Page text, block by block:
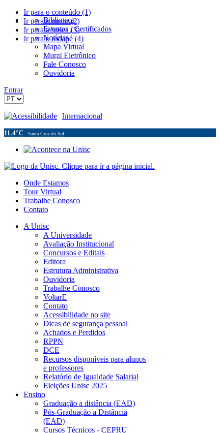
Ir para o conteúdo (1)
Ir para o menu (2)
Ir para a busca (3)
Ir para o rodapé (4)
Biblioteca
Eventos / Certificados
Notícias
Mapa Virtual
Mural Eletrônico
Fale Conosco
Ouvidoria
Entrar
Acessibilidade Internacional
11.4°C Santa Cruz do Sul
Onde Estamos
Tour Virtual
Trabalhe Conosco
Contato
A Unisc
A Universidade
Avaliação Institucional
Concursos e Editais
Editora
Estrutura Administrativa
Ouvidoria
Trabalhe Conosco
VoltarE
Contato
Acessibilidade no site
Dicas de segurança pessoal
Achados e Perdidos
RPPN
DCE
Recursos disponíveis para alunos
e professores
Relatório de Igualdade Salarial
Eleições Unisc 2025
Ensino
Graduação a distância (EAD)
Pós-Graduação a Distância
(EAD)
Cursos Técnicos - CEPRU